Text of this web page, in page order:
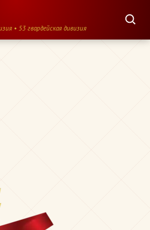
• 53 гвардейская дивизия